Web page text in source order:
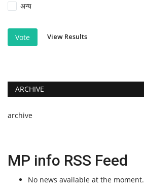
अन्य
Vote View Results
ARCHIVE
archive
MP info RSS Feed
No news available at the moment.